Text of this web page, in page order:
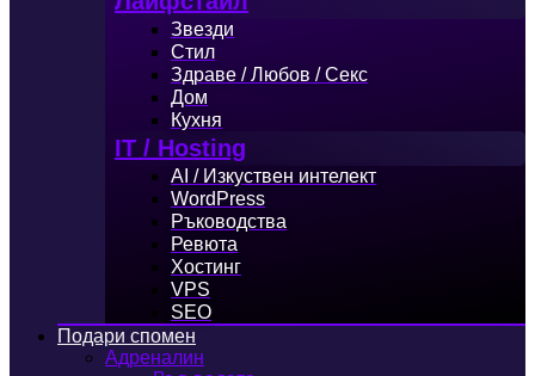
Звезди
Стил
Здраве / Любов / Секс
Дом
Кухня
IT / Hosting
AI / Изкуствен интелект
WordPress
Ръководства
Ревюта
Хостинг
VPS
SEO
Подари спомен
Адреналин